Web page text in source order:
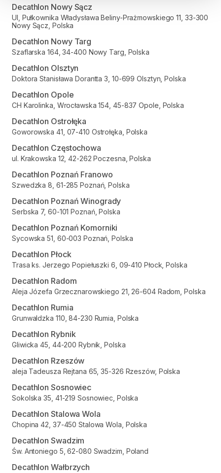
Decathlon Nowy Sącz
Ul, Pułkownika Władysława Beliny-Prażmowskiego 11, 33-300
Nowy Sącz, Polska
Decathlon Nowy Targ
Szaflarska 164, 34-400 Nowy Targ, Polska
Decathlon Olsztyn
Doktora Stanisława Dorantta 3, 10-699 Olsztyn, Polska
Decathlon Opole
CH Karolinka, Wrocławska 154, 45-837 Opole, Polska
Decathlon Ostrołęka
Goworowska 41, 07-410 Ostrołęka, Polska
Decathlon Częstochowa
ul. Krakowska 12, 42-262 Poczesna, Polska
Decathlon Poznań Franowo
Szwedzka 8, 61-285 Poznań, Polska
Decathlon Poznań Winogrady
Serbska 7, 60-101 Poznań, Polska
Decathlon Poznań Komorniki
Sycowska 51, 60-003 Poznań, Polska
Decathlon Płock
Trasa ks. Jerzego Popiełuszki 6, 09-410 Płock, Polska
Decathlon Radom
Aleja Józefa Grzecznarowskiego 21, 26-604 Radom, Polska
Decathlon Rumia
Grunwaldzka 110, 84-230 Rumia, Polska
Decathlon Rybnik
Gliwicka 45, 44-200 Rybnik, Polska
Decathlon Rzeszów
aleja Tadeusza Rejtana 65, 35-326 Rzeszów, Polska
Decathlon Sosnowiec
Sokolska 35, 41-219 Sosnowiec, Polska
Decathlon Stalowa Wola
Chopina 42, 37-450 Stalowa Wola, Polska
Decathlon Swadzim
Św. Antoniego 5, 62-080 Swadzim, Poland
Decathlon Wałbrzych